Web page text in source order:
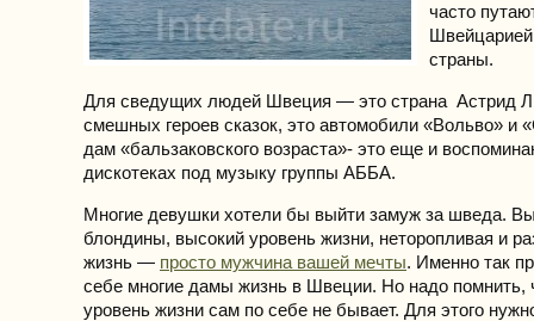
часто
страны.
Для сведущих людей Швеция — это страна Астрид
смешных героев сказок, это автомобили «Вольво» и
дам «бальзаковского возраста»- это еще и
дискотеках под музыку группы АББА.
Многие девушки хотели бы выйти замуж за шведа.
блондины, высокий уровень жизни, неторопливая и
жизнь — просто мужчина вашей мечты. Именно так
себе многие дамы жизнь в Швеции. Но надо помнить,
уровень жизни сам по себе не бывает. Для этого